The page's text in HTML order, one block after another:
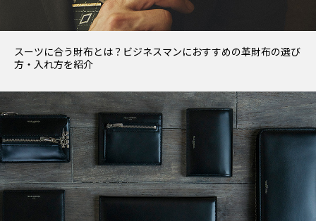
スーツに合う財布とは？ビジネスマンにおすすめの革財布の選び
方・入れ方を紹介